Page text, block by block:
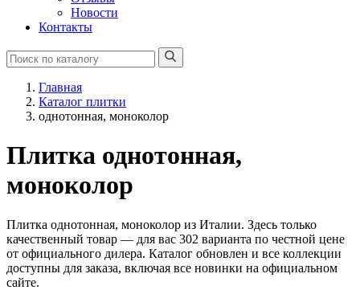
Новости
Контакты
Главная
Каталог плитки
однотонная, моноколор
Плитка однотонная,
моноколор
Плитка однотонная, моноколор из Италии. Здесь только
качественный товар — для вас 302 варианта по честной цене
от официального дилера. Каталог обновлен и все коллекции
доступны для заказа, включая все новинки на официальном
сайте.